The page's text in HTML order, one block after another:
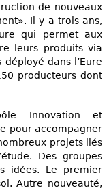
de nouveaux
Il y a trois ans,
qui permet aux
leurs produits via
dans l’Eure
producteurs dont
Innovation et
pour accompagner
projets liés
Des groupes
idées. Le premier
Autre nouveauté,